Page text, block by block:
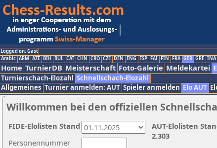
Logged on: Gast
Arabic ARM AZE BIH BUL CAT CHN CRO CZE DEN ENG ESP FAI FIN FRA GER GRE INA
Home TurnierDB Meisterschaft Foto-Galerie Meldekartei
Turnierschach-Elozahl Schnellschach-Elozahl
Allgemeines Turnier anmelden: AUT Spieler anmelden Elo AUT
Willkommen bei den offiziellen
Personennummer
AUT-Elolisten
2.303
FIDE-Elolisten Stand